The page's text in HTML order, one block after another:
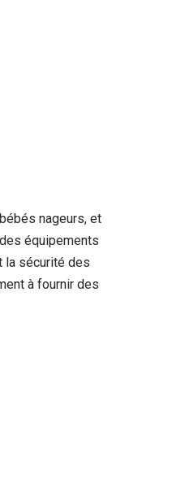
nageurs, et
équipements
la sécurité des
à fournir des